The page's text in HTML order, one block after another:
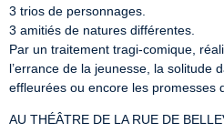
3 trios de personnages.
3 amitiés de natures différentes.
Par un traitement tragi-comique,
l’errance de la jeunesse, la solitude
effleurées ou encore les promesses
AU THÉÂTRE DE LA RUE DE